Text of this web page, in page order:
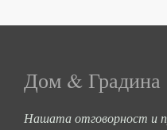
Дом & Градина
Нашата отговорност и